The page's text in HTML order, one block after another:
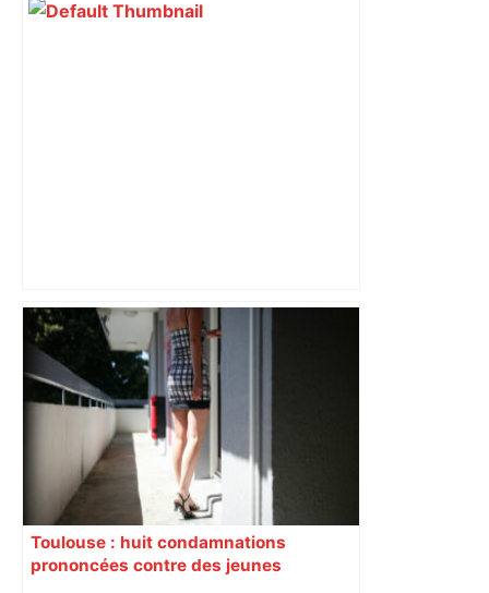
Toulouse : Lebel a prolongé : Sports –
Orange – Sports – Orange
Toulouse : huit condamnations
prononcées contre des jeunes